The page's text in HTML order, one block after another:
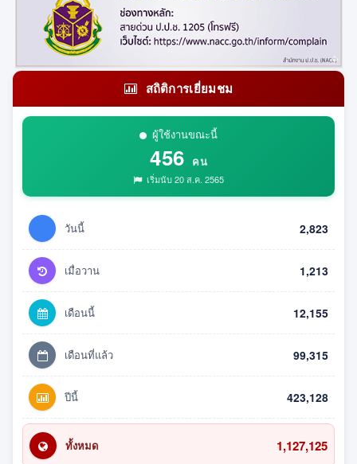
สถิติการเยี่ยมชม
ผู้ใช้งานขณะนี้
456 คน
เริ่มนับ 20 ส.ค. 2565
วันนี้ 2,823
เมื่อวาน 1,213
เดือนนี้ 12,155
เดือนที่แล้ว 99,315
ปีนี้ 423,128
ทั้งหมด 1,127,125